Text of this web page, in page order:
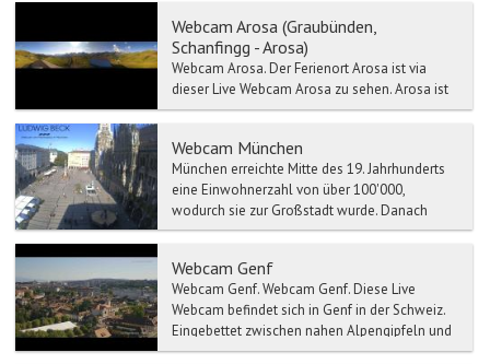
Webcam Arosa (Graubünden,
Schanfingg - Arosa)
Webcam Arosa. Der Ferienort Arosa ist via
dieser Live Webcam Arosa zu sehen. Arosa ist
eine Gemeinde im Kanton Graubünden. Arosa
Webcam München
München erreichte Mitte des 19. Jahrhunderts
eine Einwohnerzahl von über 100'000,
wodurch sie zur Großstadt wurde. Danach
stieg die Einwohnerzahl w...
Webcam Genf
Webcam Genf. Webcam Genf. Diese Live
Webcam befindet sich in Genf in der Schweiz.
Eingebettet zwischen nahen Alpengipfeln und
...